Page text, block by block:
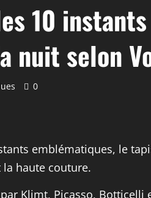
10
selon
0
emblématiques, le
haute couture.
Klimt, Picasso, Botticelli